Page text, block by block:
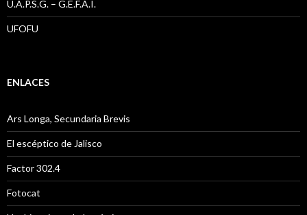
U.A.P.S.G. – G.E.F.A.I.
UFOFU
ENLACES
Ars Longa, Secundaria Brevis
El escéptico de Jalisco
Factor 302.4
Fotocat